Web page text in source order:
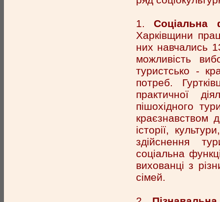
1.Соціальна
Харківщини
них навчались
можливість
туристсько -
потреб.
практичної
пішохідного
краєзнавством
історії,
здійснення
соціальна
вихованці з
сімей.